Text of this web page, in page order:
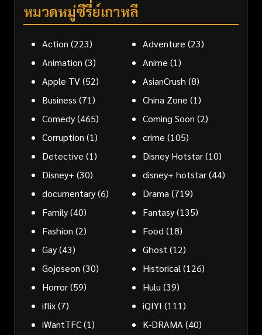
หมวดหมู่ซีรี่ย์เกาหลี
Action (223) Adventure (23)
Animation (3) Anime (1)
Apple TV(52) AsianCrush (8)
Business (71) China Zone (1)
Comedy(465) Coming Soon (2)
Corruption (1) crime (105)
Detective (1) Disney Hotstar(10)
Disney+ (30) disney+ hotstar(44)
documentary(6) Drama (719)
Family(40) Fantasy(135)
Fashion (2) Food (18)
Gay(43) Ghost (12)
Gojoseon (30) Historical (126)
Horror(59) Hulu (39)
iflix(7) iQIYI (111)
iWantTFC(1) K-DRAMA (40)